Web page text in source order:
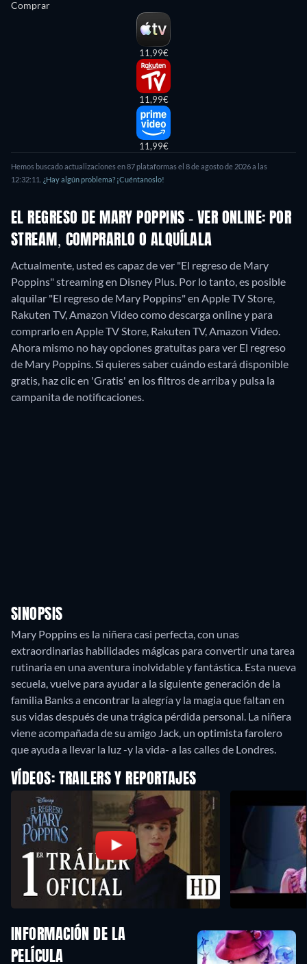
Comprar
11,99€
11,99€
11,99€
Hemos buscado actualizaciones en87plataformas el 8 de agosto de 2026a las
12:32:11 ¿Hay algún problema? ¡Cuéntanoslo!
EL REGRESO DE MARY POPPINS - VER ONLINE: POR
STREAM, COMPRARLO O ALQUÍLALA
Actualmente, usted es capaz de ver "El regreso de Mary
Poppins" streaming en Disney Plus. Por lo tanto, es posible
alquilar "El regreso de Mary Poppins" en Apple TV Store,
Rakuten TV, Amazon Video como descarga online y para
comprarlo en Apple TV Store, Rakuten TV, Amazon Video.
Ahora mismo no hay opciones gratuitas para ver El regreso
de Mary Poppins. Si quieres saber cuándo estará disponible
gratis, haz clic en 'Gratis' en los filtros de arriba y pulsa la
campanita de notificaciones.
SINOPSIS
Mary Poppins es la niñera casi perfecta, con unas
extraordinarias habilidades mágicas para convertir una tarea
rutinaria en una aventura inolvidable y fantástica. Esta nueva
secuela, vuelve para ayudar a la siguiente generación de la
familia Banks a encontrar la alegría y la magia que faltan en
sus vidas después de una trágica pérdida personal. La niñera
viene acompañada de su amigo Jack, un optimista farolero
que ayuda a llevar la luz -y la vida- a las calles de Londres.
VÍDEOS: TRAILERS Y REPORTAJES
INFORMACIÓN DE LA
PELÍCULA